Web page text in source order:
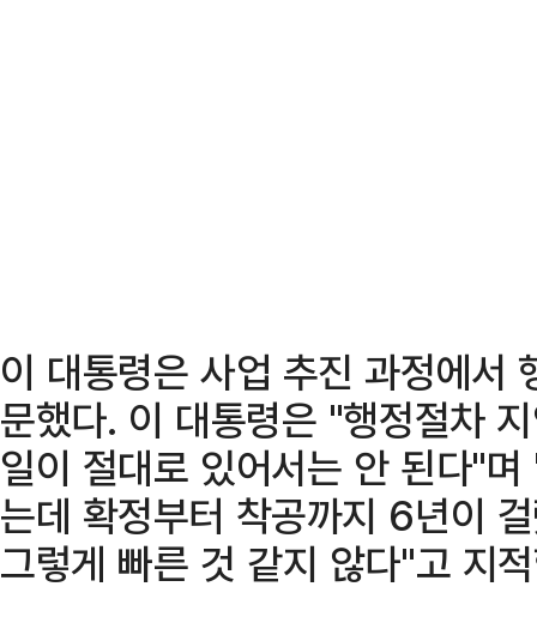
이 대통령은 사업 추진 과정에서
문했다. 이 대통령은 "행정절차
일이 절대로 있어서는 안 된다"
는데 확정부터 착공까지 6년이
그렇게 빠른 것 같지 않다"고 지